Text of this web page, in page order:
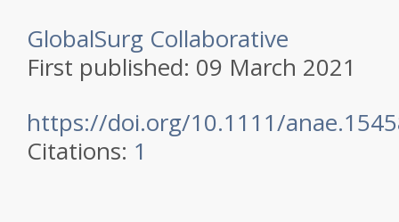
GlobalSurg Collaborative
First published: 09 March 2021
https://doi.org/10.1111/
Citations: 1